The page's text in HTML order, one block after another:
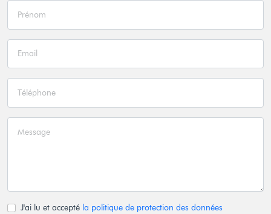
J'ai lu et accepté la politique de protection des données